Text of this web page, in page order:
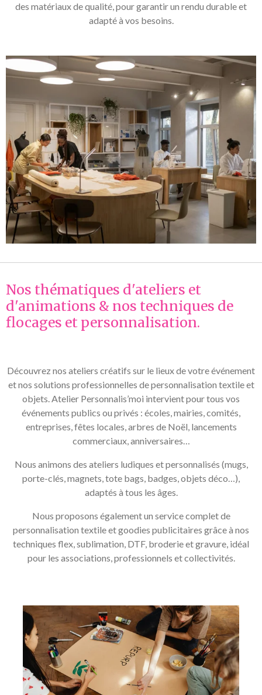
des matériaux de qualité, pour garantir un rendu durable et
adapté à vos besoins.
Nos thématiques d'ateliers et
d'animations & nos techniques de
flocages et personnalisation.
Découvrez nos ateliers créatifs sur le lieux de votre événement
et nos solutions professionnelles de personnalisation textile et
objets. Atelier Personnalis’moi intervient pour tous vos
événements publics ou privés : écoles, mairies, comités,
entreprises, fêtes locales, arbres de Noël, lancements
commerciaux, anniversaires…
Nous animons des ateliers ludiques et personnalisés (mugs,
porte-clés, magnets, tote bags, badges, objets déco…),
adaptés à tous les âges.
Nous proposons également un service complet de
personnalisation textile et goodies publicitaires grâce à nos
techniques flex, sublimation, DTF, broderie et gravure, idéal
pour les associations, professionnels et collectivités.